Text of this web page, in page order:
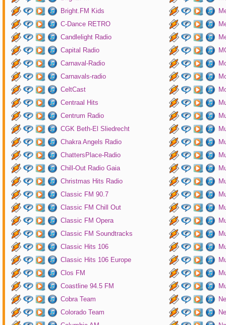
Bright.FM Kids
C-Dance RETRO
Candlelight Radio
Capital Radio
Carnaval-Radio
Carnavals-radio
CeltCast
Centraal Hits
Centrum Radio
CGK Beth-El Sliedrecht
Chakra Angels Radio
ChattersPlace-Radio
Chill-Out Radio Gaia
Christmas Hits Radio
Classic FM 90.7
Classic FM Chill Out
Classic FM Opera
Classic FM Soundtracks
Classic Hits 106
Classic Hits 106 Europe
Clos FM
Coastline 94.5 FM
Cobra Team
Colorado Team